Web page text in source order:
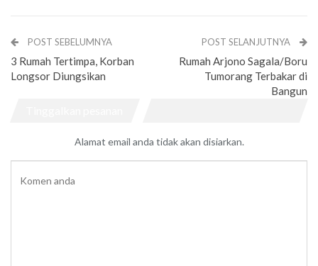
POST SEBELUMNYA
3 Rumah Tertimpa, Korban
Longsor Diungsikan
POST SELANJUTNYA
Rumah Arjono Sagala/Boru
Tumorang Terbakar di
Bangun
Alamat email anda tidak akan disiarkan.